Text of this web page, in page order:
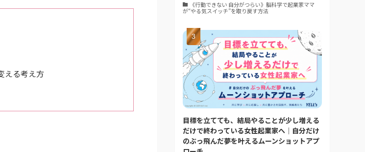
える考え方
《行動できない 自分がつらい》脳科学で起業家ママ
が“やる気スイッチ”を取り戻す方法
目標を立てても、結局やることが少し増える
だけで終わっている女性起業家へ｜自分だけ
のぶっ飛んだ夢を叶えるムーンショットアプ